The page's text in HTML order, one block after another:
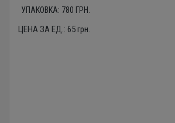
УПАКОВКА: 780 ГРН.
ЦЕНА ЗА ЕД.: 65грн.